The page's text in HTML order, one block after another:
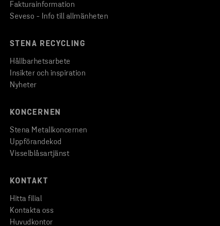
Fakturainformation
Seveso - Info till allmänheten
STENA RECYCLING
Hållbarhetsarbete
Insikter och inspiration
Nyheter
KONCERNEN
Stena Metallkoncernen
Uppförandekod
Visselblåsartjänst
KONTAKT
Hitta filial
Kontakta oss
Huvudkontor